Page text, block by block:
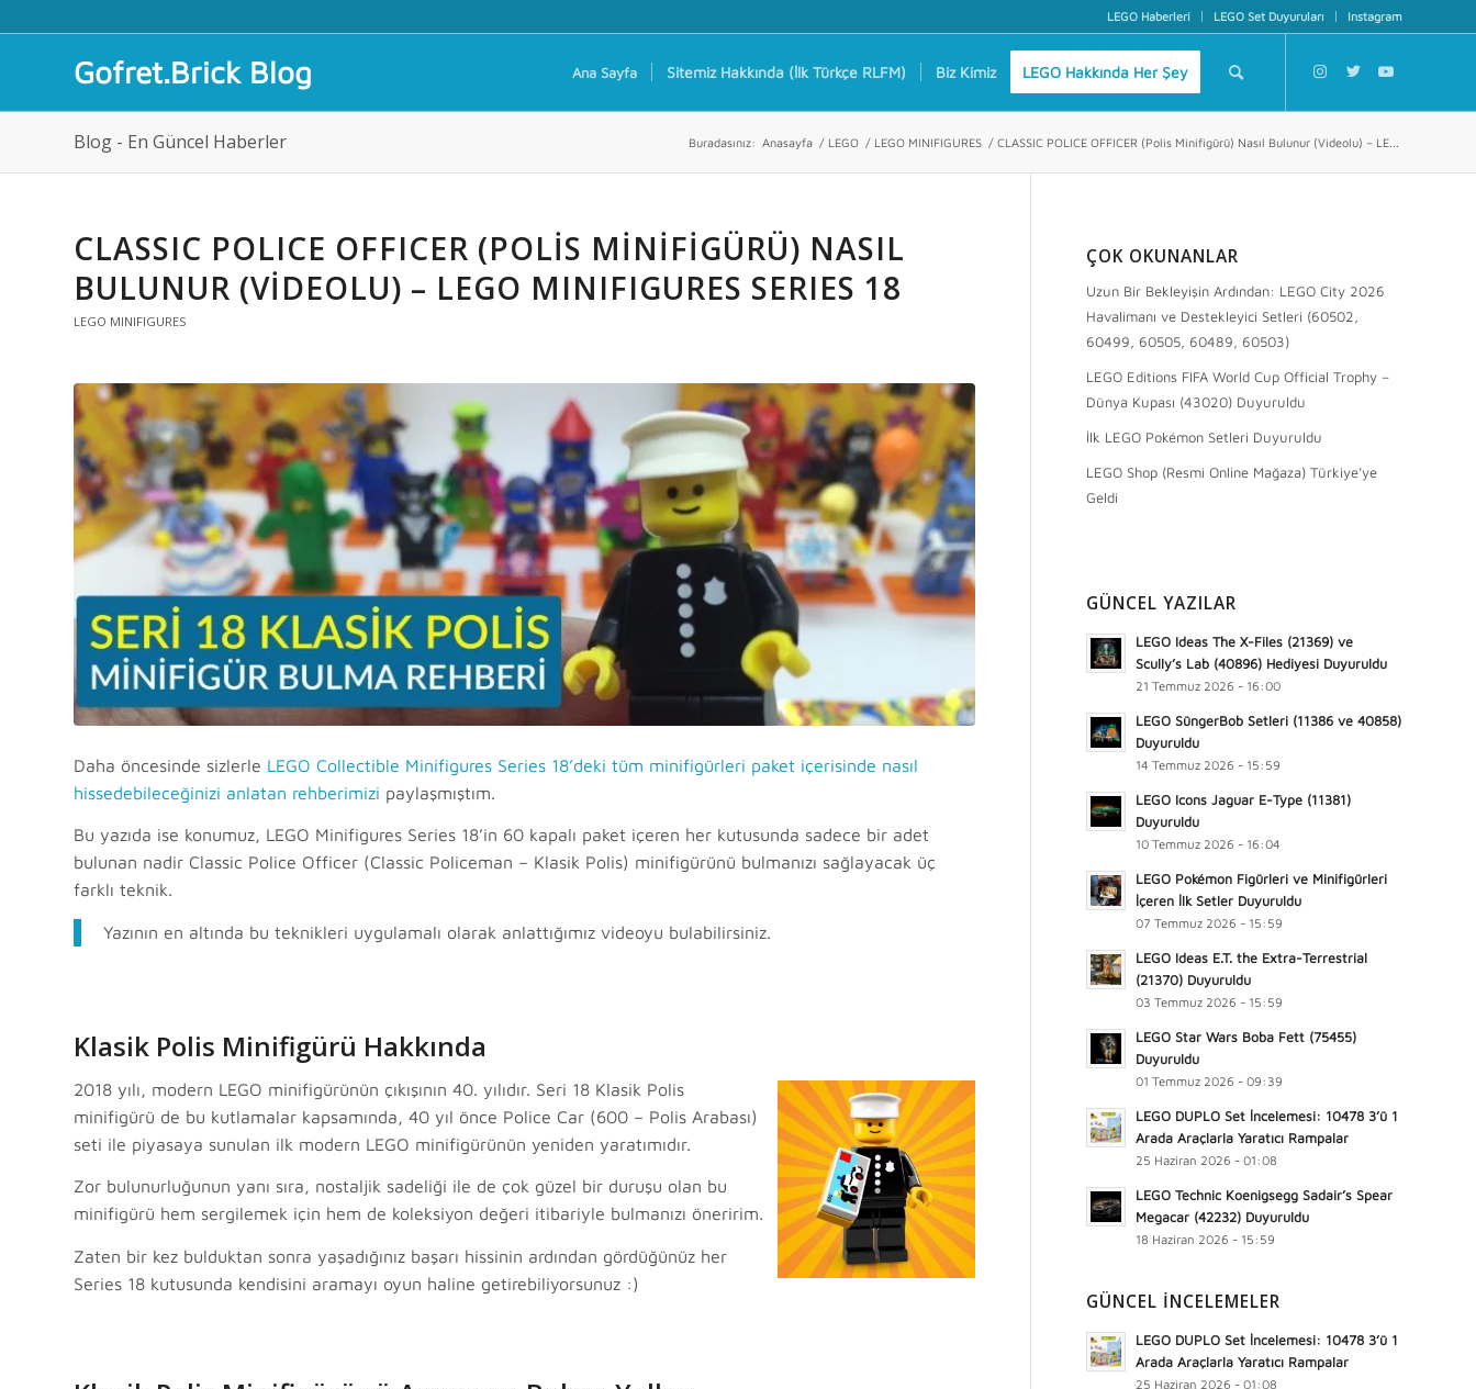
LEGO Haberleri LEGO Set Duyuruları Instagram
Gofret.Brick Blog Ana Sayfa Sitemiz Hakkında (İlk Türkçe RLFM) Biz Kimiz LEGO Hakkında Her Şey
Blog - En Güncel Haberler Buradasınız: Anasayfa / LEGO / LEGO MINIFIGURES / CLASSIC POLICE OFFICER (Polis Minifigürü) Nasıl Bulunur (Videolu) – LE...
CLASSIC POLICE OFFICER (POLIS MINIFIGÜRÜ) NASIL
BULUNUR (VIDEOLU) – LEGO MINIFIGURES SERIES 18
LEGO MINIFIGURES
Daha öncesinde sizlerle LEGO Collectible Minifigures Series 18’deki tüm minifigürleri paket içerisinde nasıl
hissedebileceğinizi anlatan rehberimizi paylaşmıştım.
Bu yazıda ise konumuz, LEGO Minifigures Series 18’in 60 kapalı paket içeren her kutusunda sadece bir adet
bulunan nadir Classic Police Officer (Classic Policeman – Klasik Polis) minifigürünü bulmanızı sağlayacak üç
farklı teknik.
Yazının en altında bu teknikleri uygulamalı olarak anlattığımız videoyu bulabilirsiniz.
Klasik Polis Minifigürü Hakkında
2018 yılı, modern LEGO minifigürünün çıkışının 40. yılıdır. Seri 18 Klasik Polis
minifigürü de bu kutlamalar kapsamında, 40 yıl önce Police Car (600 – Polis Arabası)
seti ile piyasaya sunulan ilk modern LEGO minifigürünün yeniden yaratımıdır.
Zor bulunurluğunun yanı sıra, nostaljik sadeliği ile de çok güzel bir duruşu olan bu
minifigürü hem sergilemek için hem de koleksiyon değeri itibariyle bulmanızı öneririm.
Zaten bir kez bulduktan sonra yaşadığınız başarı hissinin ardından gördüğünüz her
Series 18 kutusunda kendisini aramayı oyun haline getirebiliyorsunuz :)
ÇOK OKUNANLAR
Uzun Bir Bekleyişin Ardından: LEGO City 2026
Havalimanı ve Destekleyici Setleri (60502,
60499, 60505, 60489, 60503)
LEGO Editions FIFA World Cup Official Trophy –
Dünya Kupası (43020) Duyuruldu
İlk LEGO Pokémon Setleri Duyuruldu
LEGO Shop (Resmi Online Mağaza) Türkiye’ye
Geldi
GÜNCEL YAZILAR
LEGO Ideas The X-Files (21369) ve
Scully’s Lab (40896) Hediyesi Duyuruldu
21 Temmuz 2026 - 16:00
LEGO SüngerBob Setleri (11386 ve 40858)
Duyuruldu
14 Temmuz 2026 - 15:59
LEGO Icons Jaguar E-Type (11381)
Duyuruldu
10 Temmuz 2026 - 16:04
LEGO Pokémon Figürleri ve Minifigürleri
İçeren İlk Setler Duyuruldu
07 Temmuz 2026 - 15:59
LEGO Ideas E.T. the Extra-Terrestrial
(21370) Duyuruldu
03 Temmuz 2026 - 15:59
LEGO Star Wars Boba Fett (75455)
Duyuruldu
01 Temmuz 2026 - 09:39
LEGO DUPLO Set İncelemesi: 10478 3’ü 1
Arada Araçlarla Yaratıcı Rampalar
25 Haziran 2026 - 01:08
LEGO Technic Koenigsegg Sadair’s Spear
Megacar (42232) Duyuruldu
18 Haziran 2026 - 15:59
GÜNCEL İNCELEMELER
LEGO DUPLO Set İncelemesi: 10478 3’ü 1
Arada Araçlarla Yaratıcı Rampalar
25 Haziran 2026 - 01:08